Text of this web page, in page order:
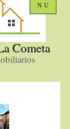
Cometa
NU